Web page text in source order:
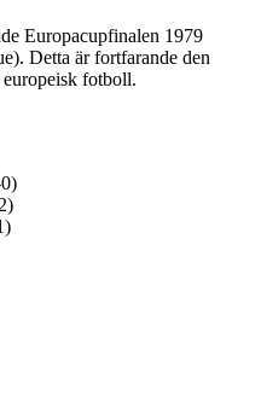
Europacupfinalen 1979
Detta är fortfarande den
fotboll.